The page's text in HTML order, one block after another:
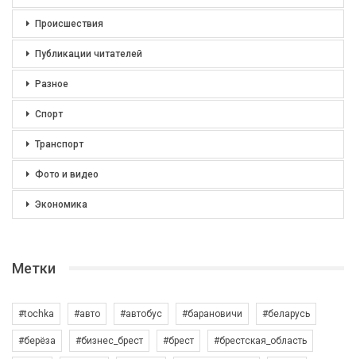
Происшествия
Публикации читателей
Разное
Спорт
Транспорт
Фото и видео
Экономика
Метки
#tochka #авто #автобус #барановичи #беларусь
#берёза #бизнес_брест #брест #брестская_область